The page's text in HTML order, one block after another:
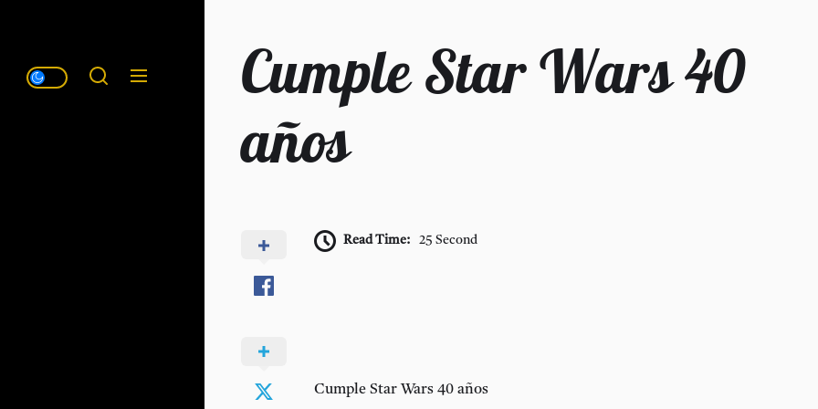
Cumple Star Wars 40
años
Read Time: 25 Second
Cumple Star Wars 40 años